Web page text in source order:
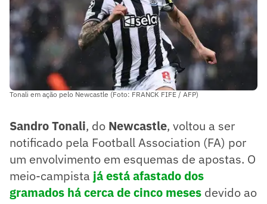
Tonali em ação pelo Newcastle (Foto: FRANCK FIFE / AFP)
Sandro Tonali, do Newcastle, voltou a ser
notificado pela Football Association (FA) por
um envolvimento em esquemas de apostas. O
meio-campista já está afastado dos
gramados há cerca de cinco meses devido ao